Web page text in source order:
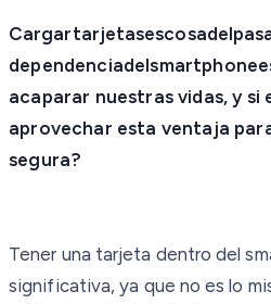
acaparar nuestras vidas, y si
aprovechar esta ventaja
segura?
Tener una tarjeta dentro del
significativa, ya que no es lo